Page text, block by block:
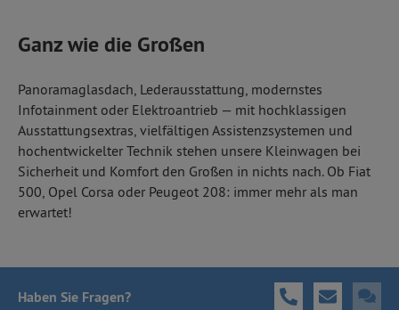
Ganz wie die Großen
Panoramaglasdach, Lederausstattung, modernstes
Infotainment oder Elektroantrieb — mit hochklassigen
Ausstattungsextras, vielfältigen Assistenzsystemen und
hochentwickelter Technik stehen unsere Kleinwagen bei
Sicherheit und Komfort den Großen in nichts nach. Ob Fiat
500, Opel Corsa oder Peugeot 208: immer mehr als man
erwartet!
Haben Sie Fragen?